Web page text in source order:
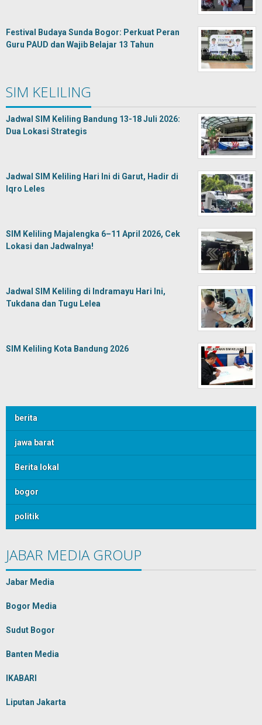
Festival Budaya Sunda Bogor: Perkuat Peran
Guru PAUD dan Wajib Belajar 13 Tahun
SIM KELILING
Jadwal SIM Keliling Bandung 13-18 Juli 2026:
Dua Lokasi Strategis
Jadwal SIM Keliling Hari Ini di Garut, Hadir di
Iqro Leles
SIM Keliling Majalengka 6–11 April 2026, Cek
Lokasi dan Jadwalnya!
Jadwal SIM Keliling di Indramayu Hari Ini,
Tukdana dan Tugu Lelea
SIM Keliling Kota Bandung 2026
berita
jawa barat
Berita lokal
bogor
politik
JABAR MEDIA GROUP
Jabar Media
Bogor Media
Sudut Bogor
Banten Media
IKABARI
Liputan Jakarta